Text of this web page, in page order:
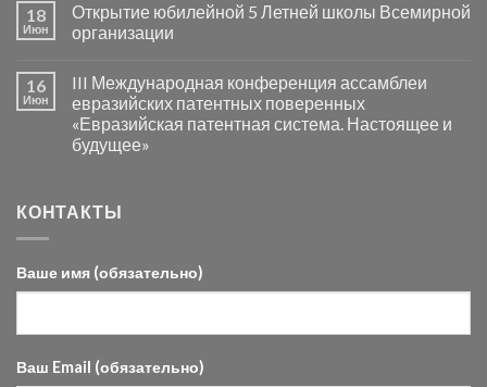
18
Июн
Открытие юбилейной 5 Летней школы Всемирной
организации
16
Июн
III Международная конференция ассамблеи
евразийских патентных поверенных
«Евразийская патентная система. Настоящее и
будущее»
КОНТАКТЫ
Ваше имя (обязательно)
Ваш Email (обязательно)